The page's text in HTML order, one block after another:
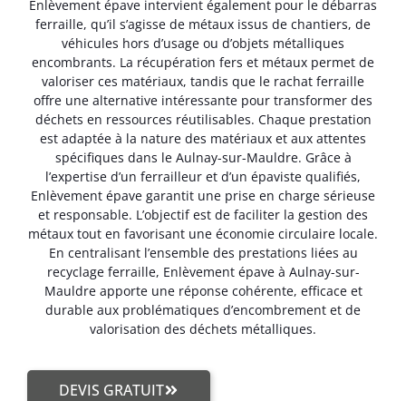
Enlèvement épave intervient également pour le débarras
ferraille, qu’il s’agisse de métaux issus de chantiers, de
véhicules hors d’usage ou d’objets métalliques
encombrants. La récupération fers et métaux permet de
valoriser ces matériaux, tandis que le rachat ferraille
offre une alternative intéressante pour transformer des
déchets en ressources réutilisables. Chaque prestation
est adaptée à la nature des matériaux et aux attentes
spécifiques dans le Aulnay-sur-Mauldre. Grâce à
l’expertise d’un ferrailleur et d’un épaviste qualifiés,
Enlèvement épave garantit une prise en charge sérieuse
et responsable. L’objectif est de faciliter la gestion des
métaux tout en favorisant une économie circulaire locale.
En centralisant l’ensemble des prestations liées au
recyclage ferraille, Enlèvement épave à Aulnay-sur-
Mauldre apporte une réponse cohérente, efficace et
durable aux problématiques d’encombrement et de
valorisation des déchets métalliques.
DEVIS GRATUIT